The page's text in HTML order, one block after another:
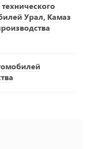
Урал, Камаз